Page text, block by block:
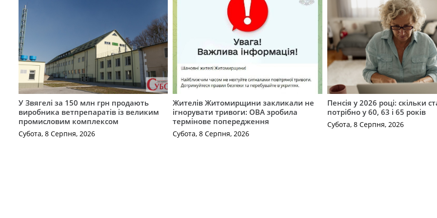
У Звягелі за 150 млн грн продають
виробника ветпрепаратів із великим
промисловим комплексом
Субота, 8 Серпня, 2026
Жителів Житомирщини закликали не
ігнорувати тривоги: ОВА зробила
термінове попередження
Субота, 8 Серпня, 2026
Пенсія у 2026 році: скільки
потрібно у 60, 63 і 65 років
Субота, 8 Серпня, 2026